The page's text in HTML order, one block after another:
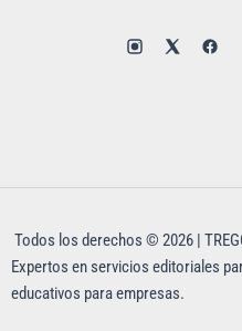
Todos los derechos © 2026 |
Expertos en servicios editoriales
educativos para empresas.